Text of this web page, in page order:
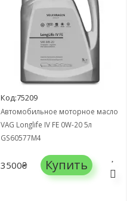
Код:75209
Автомобильное моторное масло
VAG Longlife IV FE 0W-20 5л
GS60577M4
3500₴ Купить